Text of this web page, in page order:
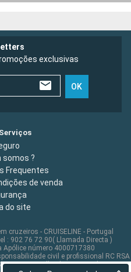
exclusivas
OK
somos ?
Frequentes
de venda
do site
cruzeiros - CRUISELINE - Portugal
: 902 76 72 90( Llamada Directa )
Apólice número 4000717380
civil e profissional RC RSA
2026 - all rights reserved